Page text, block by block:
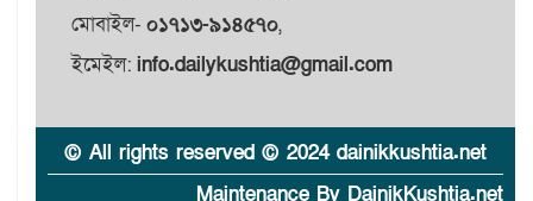
মাত্র ৯১ টন ভারতীয় মরিচেই
ভেঙে পড়ল বাজার/৪০০ টাকা
কেজি দাম কে ধরে রেখেছিল?
৮
জুলাই আন্দোলন ছিল সম্মিলিত,
লক্ষ্য হওয়া উচিত ঐক্য ও
রাষ্ট্রগঠন
মোবাইল- ০১৭১৩-৯১৪৫৭০,
ইমেইল: info.dailykushtia@gmail.com
© All rights reserved © 2024 dainikkushtia.net
Maintenance By DainikKushtia.net